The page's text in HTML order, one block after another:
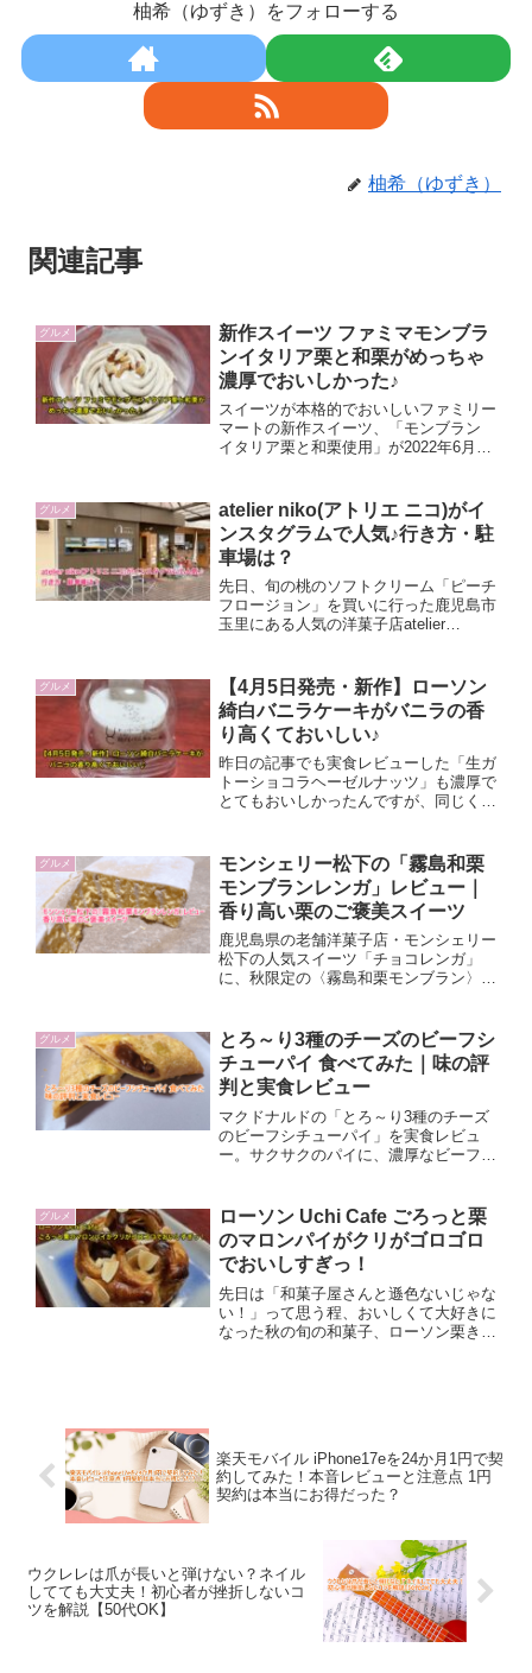
柚希（ゆずき）をフォローする
柚希（ゆずき）
関連記事
グルメ
新作スイーツ ファミマモンブラ
ンイタリア栗と和栗がめっちゃ
濃厚でおいしかった♪
スイーツが本格的でおいしいファミリー
マートの新作スイーツ、「モンブラン
イタリア栗と和栗使用」が2022年6月7
ブランを今回も早速買ってみました。お
いしいのかワクワクしますね＾＾
グルメ
atelier niko(アトリエ ニコ)がイ
ンスタグラムで人気♪行き方・駐
車場は？
先日、旬の桃のソフトクリーム「ピーチ
フロージョン」を買いに行った鹿児島市
玉里にある人気の洋菓子店atelier
hitoiki-blog.com/atelier-niko-peach-
flowjohnInstagramなどのSNSでおしゃ
れ、おいしいと大人気で行列ができるこ
ともあるアトリエ ニコのお店への行き
方や駐車場などの情報をまとめてみまし
た。
グルメ
【4月5日発売・新作】ローソン
綺白バニラケーキがバニラの香
り高くておいしい♪
昨日の記事でも実食レビューした「生ガ
トーショコラヘーゼルナッツ」も濃厚で
とてもおいしかったんですが、同じく4
高くSNSなどで早くも絶賛されている
ようですよ。今日はローソン綺白バニラ
ケーキの実食レビューします。
グルメ
モンシェリー松下の「霧島和栗
モンブランレンガ」レビュー｜
香り高い栗のご褒美スイーツ
鹿児島県の老舗洋菓子店・モンシェリー
松下の人気スイーツ「チョコレンガ」
に、秋限定の〈霧島和栗モンブラン〉が
ツにぴったり。味や値段、日持ち情報も
詳しく紹介します。
グルメ
とろ～り3種のチーズのビーフシ
チューパイ 食べてみた｜味の評
判と実食レビュー
マクドナルドの「とろ～り3種のチーズ
のビーフシチューパイ」を実食レビュ
ー。サクサクのパイに、濃厚なビーフシ
ー、アレルギー、向いている人、温め直
しのコツまで詳しく紹介。寒い季節のご
褒美にぴったりの一品です。
グルメ
ローソン Uchi Cafe ごろっと栗
のマロンパイがクリがゴロゴロ
でおいしすぎっ！
先日は「和菓子屋さんと遜色ないじゃな
い！」って思う程、おいしくて大好きに
なった秋の旬の和菓子、ローソン栗きん
楽天モバイル iPhone17eを24か月1円で契
約してみた！本音レビューと注意点 1円
契約は本当にお得だった？
ウクレレは爪が長いと弾けない？ネイル
してても大丈夫！初心者が挫折しないコ
ツを解説【50代OK】